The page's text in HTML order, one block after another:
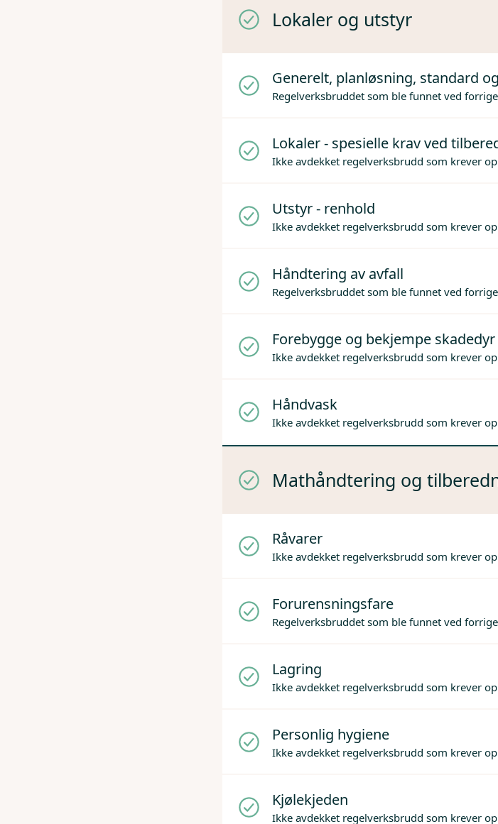
Lokaler og utstyr
Generelt, planløsning, standard
Regelverksbruddet som ble funnet ved
Lokaler - spesielle krav ved
Ikke avdekket regelverksbrudd som krever
Utstyr - renhold
Ikke avdekket regelverksbrudd som krever
Håndtering av avfall
Regelverksbruddet som ble funnet ved
Forebygge og bekjempe skadedyr
Ikke avdekket regelverksbrudd som krever
Håndvask
Ikke avdekket regelverksbrudd som krever
Mathåndtering og
Råvarer
Ikke avdekket regelverksbrudd som krever
Forurensningsfare
Regelverksbruddet som ble funnet ved
Lagring
Ikke avdekket regelverksbrudd som krever
Personlig hygiene
Ikke avdekket regelverksbrudd som krever
Kjølekjeden
Ikke avdekket regelverksbrudd som krever